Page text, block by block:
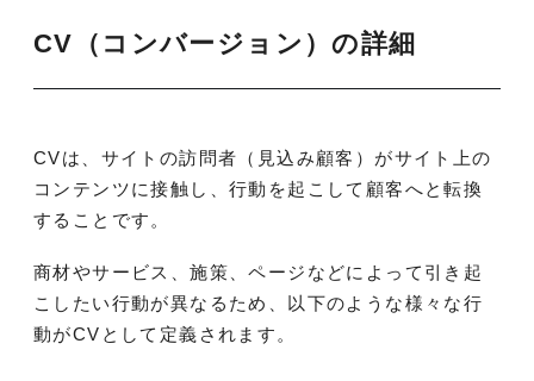
CV（コンバージョン）の詳細
CVは、サイトの訪問者（見込み顧客）がサイト上の
コンテンツに接触し、行動を起こして顧客へと転換
することです。
商材やサービス、施策、ページなどによって引き起
こしたい行動が異なるため、以下のような様々な行
動がCVとして定義されます。